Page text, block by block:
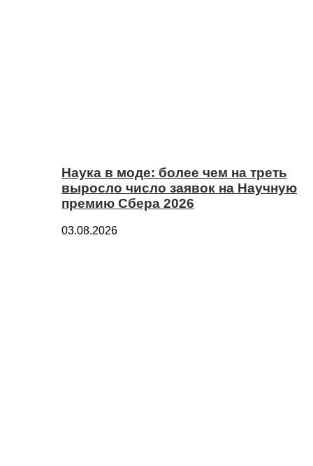
Наука в моде: более чем на треть
выросло число заявок на Научную
премию Сбера 2026
03.08.2026